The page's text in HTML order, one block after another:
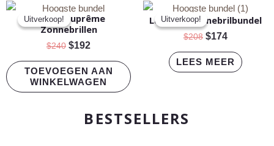
Uitverkoop!
Uitverkoop!
Bundel Suprême
Zonnebrillen
$240
Oorspronkelijke
prijs
was:
$240.
$192
Huidige
prijs
is:
TOEVOEGEN AAN
WINKELWAGEN
Uitverkoop!
Uitverkoop!
Lumière Zonnebrilbundel
$208
prijs
was:
$208.
$174
Huidige
prijs
LEES MEER
BESTSELLERS